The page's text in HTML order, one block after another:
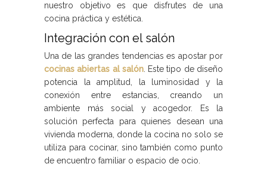
nuestro objetivo es que disfrutes de una
cocina práctica y estética.
Integración con el salón
Una de las grandes tendencias es apostar por
cocinas abiertas al salón. Este tipo de diseño
potencia la amplitud, la luminosidad y la
conexión entre estancias, creando un
ambiente más social y acogedor. Es la
solución perfecta para quienes desean una
vivienda moderna, donde la cocina no solo se
utiliza para cocinar, sino también como punto
de encuentro familiar o espacio de ocio.